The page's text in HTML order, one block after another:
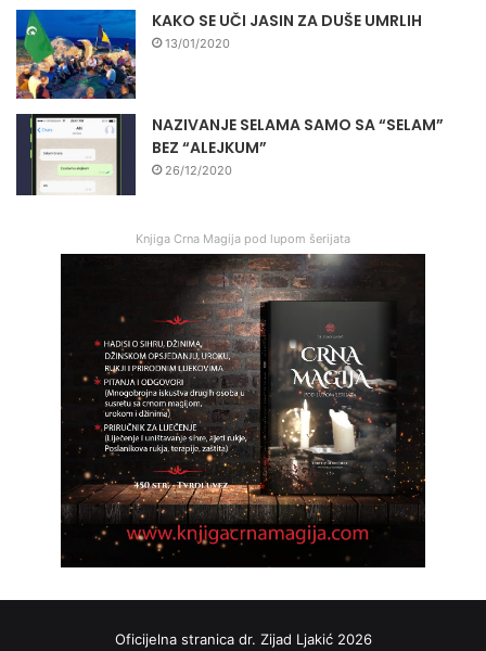
KAKO SE UČI JASIN ZA DUŠE UMRLIH
13/01/2020
NAZIVANJE SELAMA SAMO SA “SELAM”
BEZ “ALEJKUM”
26/12/2020
Knjiga Crna Magija pod lupom šerijata
Oficijelna stranica dr. Zijad Ljakić 2026